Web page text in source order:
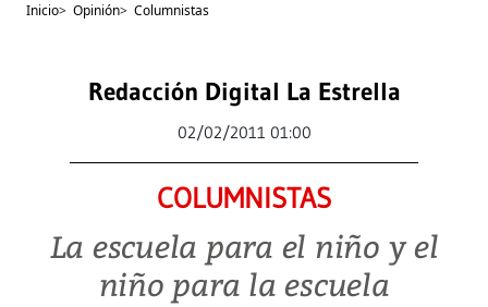
Inicio> Opinión> Columnistas
Redacción Digital La Estrella
02/02/2011 01:00
COLUMNISTAS
La escuela para el niño y el
niño para la escuela